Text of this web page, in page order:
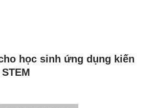
học sinh ứng dụng kiến